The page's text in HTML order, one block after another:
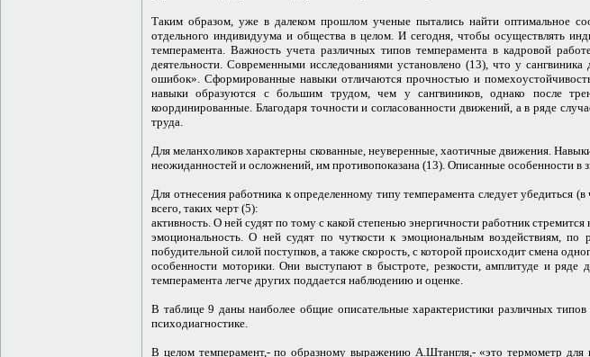
Таким образом, уже в далеком прошлом ученые пытались найти оптимальное
отдельного индивидуума и общества в целом. И сегодня, чтобы осуществлять
темперамента. Важность учета различных типов темперамента в кадровой
деятельности. Современными исследованиями установлено (13), что у
ошибок». Сформированные навыки отличаются прочностью и
навыки образуются с большим трудом, чем у сангвиников, однако после
координированные. Благодаря точности и согласованности движений, а в ряде
труда.
Для меланхоликов характерны скованные, неуверенные, хаотичные движения.
неожиданностей и осложнений, им противопоказана (13). Описанные особенности в
Для отнесения работника к определенному типу темперамента следует
всего, таких черт (5):
активность. О ней судят по тому с какой степенью энергичности работник
эмоциональность. О ней судят по чуткости к эмоциональным воздействиям, по
побудительной силой поступков, а также скорость, с которой происходит смена
особенности моторики. Они выступают в быстроте, резкости, амплитуде и
темперамента легче других поддается наблюдению и оценке.
В таблице 9 даны наиболее общие описательные характеристики различных
психодиагностике.
В целом темперамент,- по образному выражению А.Штангля,- «это термометр для